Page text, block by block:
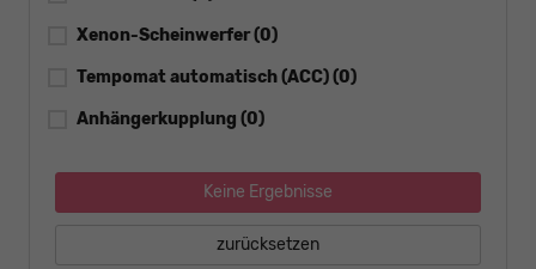
Xenon-Scheinwerfer(0)
Tempomat automatisch (ACC)(0)
Anhängerkupplung (0)
Keine Ergebnisse
zurücksetzen